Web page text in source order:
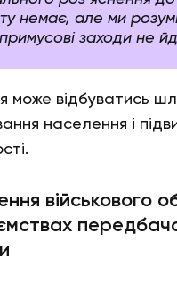
немає, але ми
заходи не
може відбуватись
населення і
військового